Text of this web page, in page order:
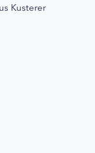
Kusterer